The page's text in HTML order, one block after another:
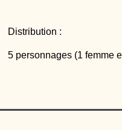
Distribution :
5 personnages (1 femme